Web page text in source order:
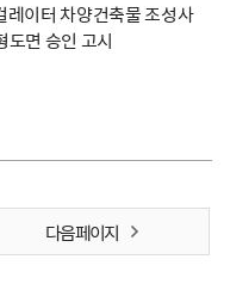
이터 차양건축물 조성사
도면 승인 고시
다음 페이지